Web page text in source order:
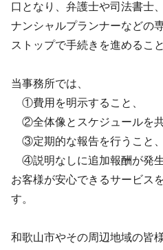
口となり、弁護士や司法書士
ナンシャルプランナーなどの
ストップで手続きを進めるこ
当事務所では、
①費用を明示すること、
②全体像とスケジュールを共
③定期的な報告を行うこと、
④説明なしに追加報酬が発生
お客様が安心できるサービス
す。
和歌山市やその周辺地域の皆